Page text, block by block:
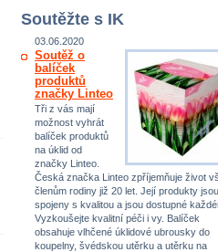
Soutěžte s IK
03.06.2020
Soutěž o
balíček
produktů
značky Linteo
Tři z vás mají
možnost vyhrát
balíček produktů
na úklid od
značky Linteo.
Česká značka Linteo zpříjemňuje život
členům rodiny již 20 let. Její produkty jsou
spojeny s kvalitou a jsou dostupné
Vyzkoušejte kvalitní péči i vy. Balíček
obsahuje vlhčené úklidové ubrousky do
koupelny, švédskou utěrku a utěrku na